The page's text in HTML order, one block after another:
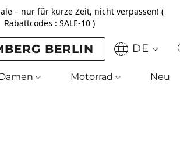
– nur für kurze Zeit, nicht verpassen! (
Rabattcodes : SALE-10 )
BERLIN DE
Motorrad Neu !